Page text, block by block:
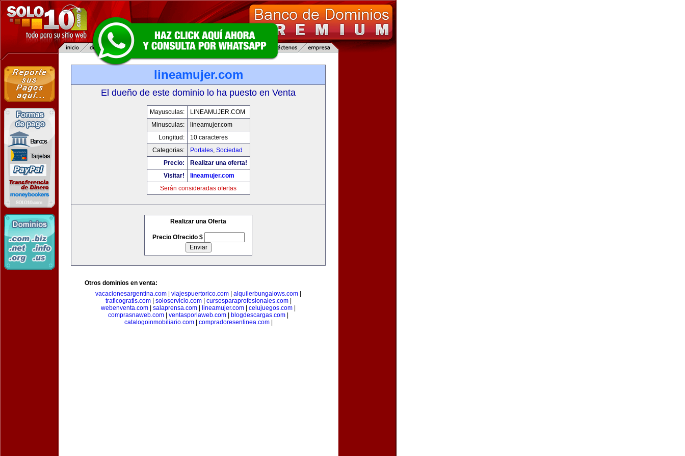
lineamujer.com
El dueño de este dominio lo ha puesto en Venta
Mayusculas:
LINEAMUJER.COM
Minusculas:
lineamujer.com
Longitud:
10 caracteres
Categorias:
Portales, Sociedad
Precio:
Realizar una oferta!
Visitar!
lineamujer.com
Serán consideradas ofertas
Realizar una Oferta
Precio Ofrecido $
Otros dominios en venta:
vacacionesargentina.com
viajespuertorico.com alquilerbungalows.com
traficogratis.com| soloservicio.com| cursosparaprofesionales.com|
webenventa.com
salaprensa.com lineamujer.com celujuegos.com
comprasnaweb.com
ventasporlaweb.com blogdescargas.com
catalogoinmobiliario.com| compradoresenlinea.com|